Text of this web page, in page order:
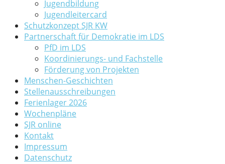
Jugendbildung
Jugendleitercard
Schutzkonzept SJR KW
Partnerschaft für Demokratie im LDS
PfD im LDS
Koordinierungs- und Fachstelle
Förderung von Projekten
Menschen-Geschichten
Stellenausschreibungen
Ferienlager 2026
Wochenpläne
SJR online
Kontakt
Impressum
Datenschutz